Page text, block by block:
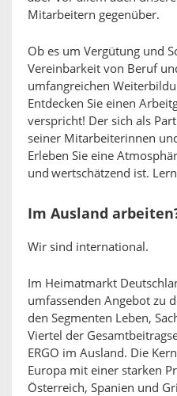
Mitarbeitern gegenüber.
Ob es um Vergütung und
Vereinbarkeit von Beruf
umfangreichen
Entdecken Sie einen
verspricht! Der sich als
seiner Mitarbeiterinnen
Erleben Sie eine
und wertschätzend ist.
Im Ausland
Wir sind international.
Im Heimatmarkt
umfassenden Angebot zu
den Segmenten Leben,
Viertel der
ERGO im Ausland. Die
Europa mit einer starken
Österreich, Spanien und